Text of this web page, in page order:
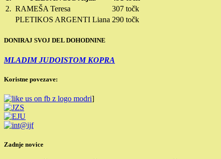
2. RAMEŠA Teresa
307 točk
PLETIKOS ARGENTI Liana 290 točk
DONIRAJ SVOJ DEL DOHODNINE
MLADIM JUDOISTOM KOPRA
Koristne povezave:
]
Zadnje novice